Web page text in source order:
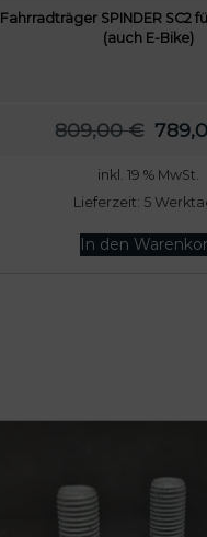
Fahrradträger SPINDER SC2
(auch E-Bike)
809,00€ U
s
p
r
r
P
inkl. 19 % MwSt.
Lieferzeit: 5
In den